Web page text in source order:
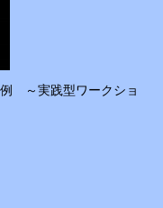
～実践型ワークショ